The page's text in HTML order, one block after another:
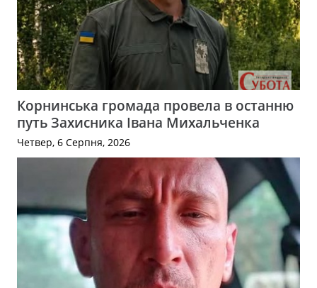
Корнинська громада провела в останню
путь Захисника Івана Михальченка
Четвер, 6 Серпня, 2026